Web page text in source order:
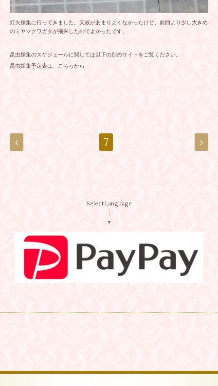
灯火採集に行ってきました。天候があまりよくなかったけど、前回より少し大きめ
のミヤマクワガタが飛来したのでよかったです。
昆虫採集のスケジュールに関しては以下の別のサイトをご覧ください。
昆虫採集予定表は、こちらから
7
Select Language
▼